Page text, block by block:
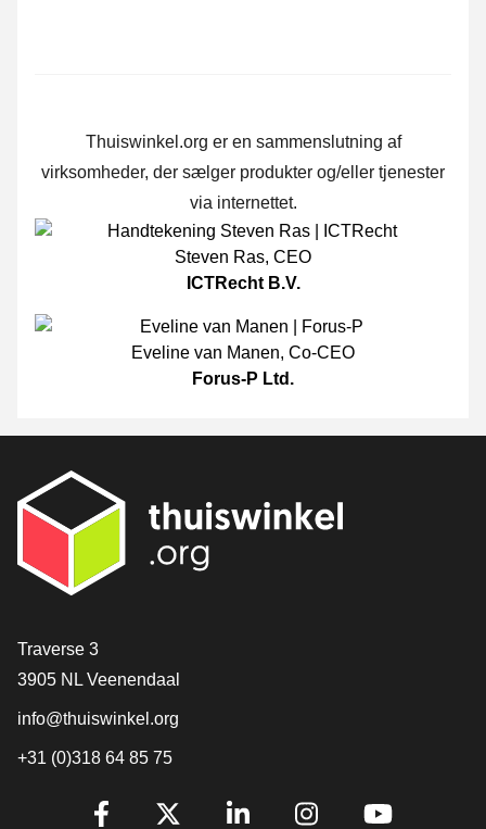
Thuiswinkel.org er en sammenslutning af
virksomheder, der sælger produkter og/eller tjenester
via internettet.
Steven Ras, CEO
ICTRecht B.V.
Eveline van Manen, Co-CEO
Forus-P Ltd.
[_General:Contact]
Traverse 3
3905 NL Veenendaal
info@thuiswinkel.org
+31 (0)318 64 85 75
[_General:SocialMediaTitle]